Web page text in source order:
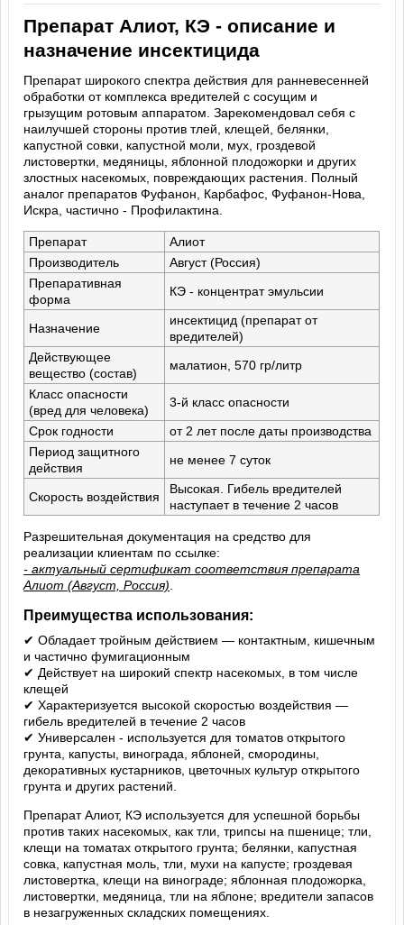
Препарат Алиот, КЭ - описание и
назначение инсектицида
Препарат широкого спектра действия для ранневесенней
обработки от комплекса вредителей с сосущим и
грызущим ротовым аппаратом. Зарекомендовал себя с
наилучшей стороны против тлей, клещей, белянки,
капустной совки, капустной моли, мух, гроздевой
листовертки, медяницы, яблонной плодожорки и других
злостных насекомых, повреждающих растения. Полный
аналог препаратов Фуфанон, Карбафос, Фуфанон-Нова,
Искра, частично - Профилактина.
Препарат
Алиот
Производитель
Август (Россия)
Препаративная
форма
КЭ - концентрат эмульсии
Назначение
инсектицид (препарат от
вредителей)
Действующее
вещество (состав)
малатион, 570 гр/литр
Класс опасности
(вред для человека)
3-й класс опасности
Срок годности
от 2 лет после даты производства
Период защитного
действия
не менее 7 суток
Скорость воздействия
Высокая. Гибель вредителей
наступает в течение 2 часов
Разрешительная документация на средство для
реализации клиентам по ссылке:
- актуальный сертификат соответствия препарата
Алиот (Август, Россия)
Преимущества использования:
✔ Обладает тройным действием — контактным, кишечным
и частично фумигационным
✔ Действует на широкий спектр насекомых, в том числе
клещей
✔ Характеризуется высокой скоростью воздействия —
гибель вредителей в течение 2 часов
✔ Универсален - используется для томатов открытого
грунта, капусты, винограда, яблоней, смородины,
декоративных кустарников, цветочных культур открытого
грунта и других растений.
Препарат Алиот, КЭ используется для успешной борьбы
против таких насекомых, как тли, трипсы на пшенице; тли,
клещи на томатах открытого грунта; белянки, капустная
совка, капустная моль, тли, мухи на капусте; гроздевая
листовертка, клещи на винограде; яблонная плодожорка,
листовертки, медяница, тли на яблоне; вредители запасов
в незагруженных складских помещениях.